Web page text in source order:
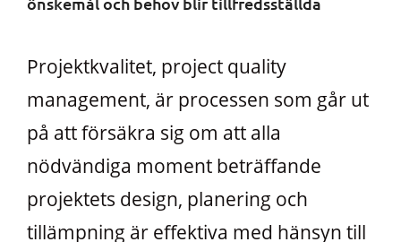
Projektkvalitet, project quality
management, är processen som går ut
på att försäkra sig om att alla
nödvändiga moment beträffande
projektets design, planering och
tillämpning är effektiva med hänsyn till